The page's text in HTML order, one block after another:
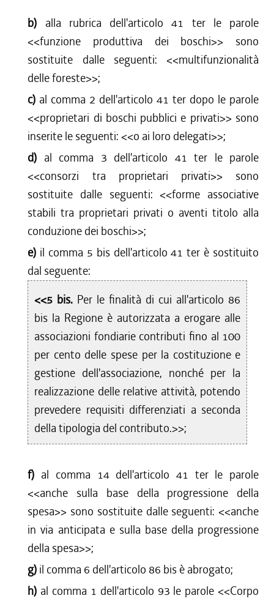
b) alla rubrica dell'articolo 41 ter le parole
<<funzione produttiva dei boschi>> sono
sostituite dalle seguenti: <<multifunzionalità
delle foreste>>;
c) al comma 2 dell'articolo 41 ter dopo le parole
<<proprietari di boschi pubblici e privati>> sono
inserite le seguenti: <<o ai loro delegati>>;
d) al comma 3 dell'articolo 41 ter le parole
<<consorzi tra proprietari privati>> sono
sostituite dalle seguenti: <<forme associative
stabili tra proprietari privati o aventi titolo alla
conduzione dei boschi>>;
e) il comma 5 bis dell'articolo 41 ter è sostituito
dal seguente:
<<5 bis. Per le finalità di cui all'articolo 86
bis la Regione è autorizzata a erogare alle
associazioni fondiarie contributi fino al 100
per cento delle spese per la costituzione e
gestione dell'associazione, nonché per la
realizzazione delle relative attività, potendo
prevedere requisiti differenziati a seconda
della tipologia del contributo.>>;
f) al comma 14 dell'articolo 41 ter le parole
<<anche sulla base della progressione della
spesa>> sono sostituite dalle seguenti: <<anche
in via anticipata e sulla base della progressione
della spesa>>;
g) il comma 6 dell'articolo 86 bis è abrogato;
h) al comma 1 dell'articolo 93 le parole <<Corpo